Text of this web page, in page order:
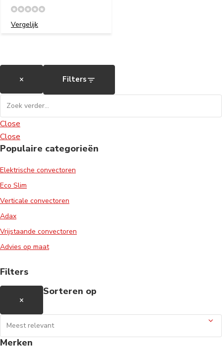
Vergelijk
× Filters
Close
Close
Populaire categorieën
Elektrische convectoren
Eco Slim
Verticale convectoren
Adax
Vrijstaande convectoren
Advies op maat
Filters
×
Sorteren op
Merken